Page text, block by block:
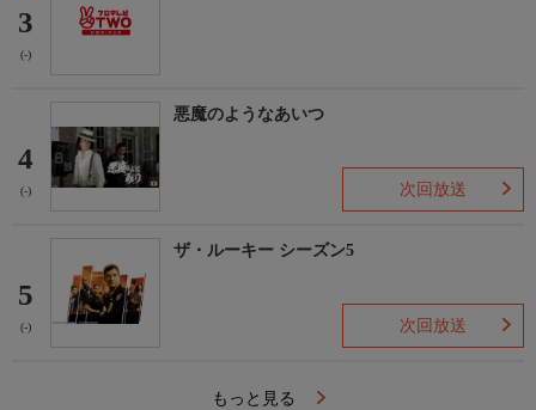
3
(-)
4
(-)
悪魔のようなあいつ
次回放送
5
(-)
ザ・ルーキー シーズン5
次回放送
もっと見る